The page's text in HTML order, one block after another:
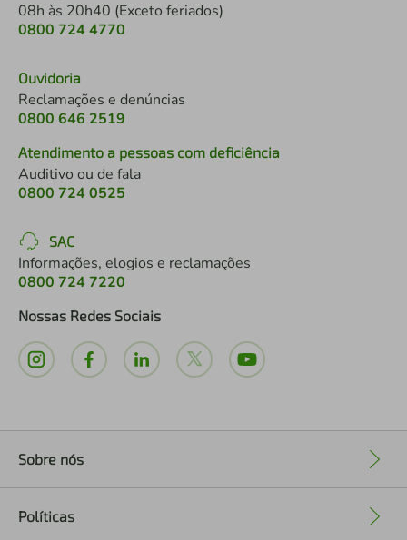
08h às 20h40 (Exceto feriados)
0800 724 4770
Ouvidoria
Reclamações e denúncias
0800 646 2519
Atendimento a pessoas com deficiência
Auditivo ou de fala
0800 724 0525
SAC
Informações, elogios e reclamações
0800 724 7220
Nossas Redes Sociais
Sobre nós
Políticas